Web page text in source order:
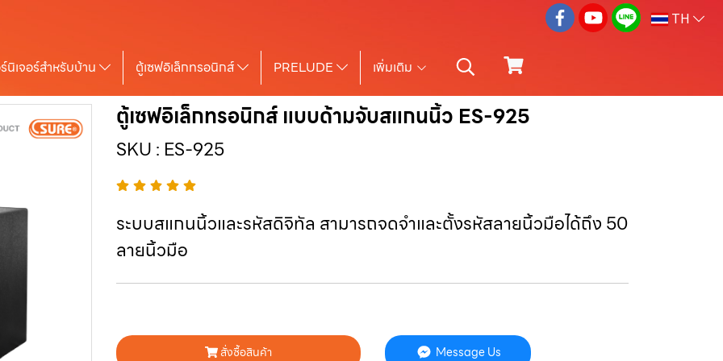
TH
นิเจอร์สำหรับบ้าน ตู้เซฟอิเล็กทรอนิกส์ PRELUDE เพิ่มเติม
ตู้เซฟอิเล็กทรอนิกส์ แบบด้ามจับสแกนนิ้ว ES-925
SKU : ES-925
ระบบสแกนนิ้วและรหัสดิจิทัล สามารถจดจำและตั้งรหัสลายนิ้วมือได้ถึง 50
ลายนิ้วมือ
สั่งซื้อสินค้า Message Us